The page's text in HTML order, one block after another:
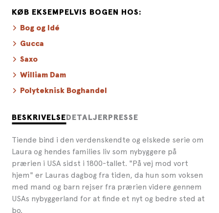
BESKRIVELSE DETALJER PRESSE
Tiende bind i den verdenskendte og elskede serie om
Laura og hendes families liv som nybyggere på
prærien i USA sidst i 1800-tallet. "På vej mod vort
hjem" er Lauras dagbog fra tiden, da hun som voksen
med mand og barn rejser fra prærien videre gennem
USAs nybyggerland for at finde et nyt og bedre sted at
bo.
KØB EKSEMPELVIS BOGEN HOS:
Bog og Idé
Gucca
Saxo
William Dam
Polyteknisk Boghandel